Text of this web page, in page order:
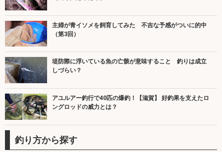
主婦が青イソメを飼育してみた 不吉な予感がついに的中
（第3回）
堤防際に浮いている魚の亡骸が意味すること 釣りは成立
しづらい？
アユルアー釣行で40匹の爆釣！【滋賀】 好釣果を支えたロ
ングロッドの威力とは？
釣り方から探す